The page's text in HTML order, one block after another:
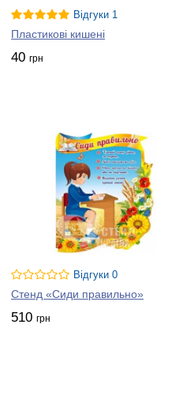
оригінальних стендових
один із наших пріоритетів,
оцініть усі переваги співпраці з
Відгуки 1
Пластикові кишені
40 грн
Відгуки 0
Стенд «Сиди правильно»
510 грн